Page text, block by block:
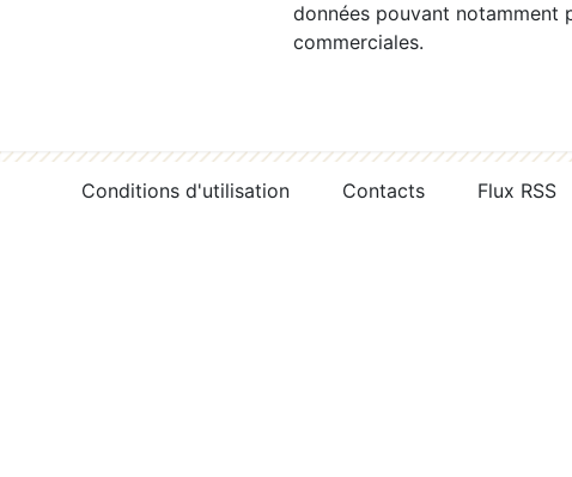
données pouvant notamment
commerciales.
Conditions d'utilisation Contacts Flux RSS